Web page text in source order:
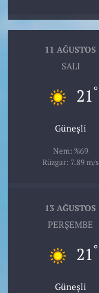
11 AĞUSTOS
SALI
21°
Güneşli
Nem: %69
Rüzgar: 7.89 m/s
13 AĞUSTOS
PERŞEMBE
21°
Güneşli